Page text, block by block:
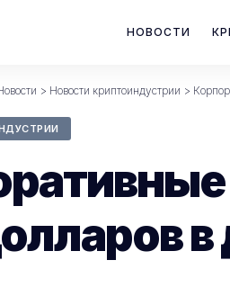
НОВОСТИ
> Новости криптоиндустрии >
в